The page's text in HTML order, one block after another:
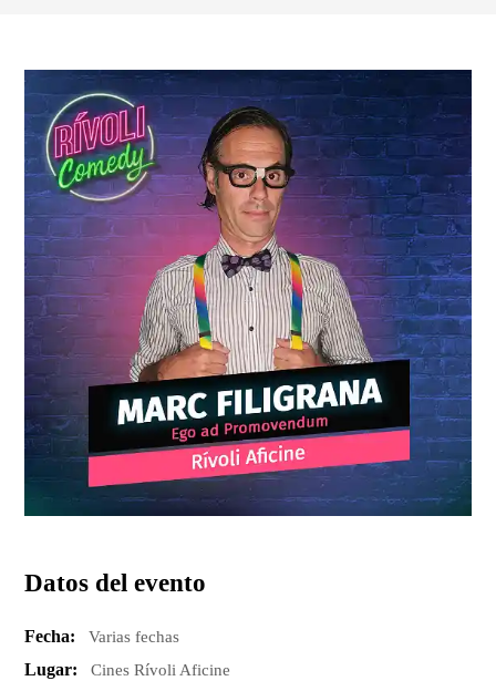
Datos del evento
Fecha: Varias fechas
Lugar: Cines Rívoli Aficine